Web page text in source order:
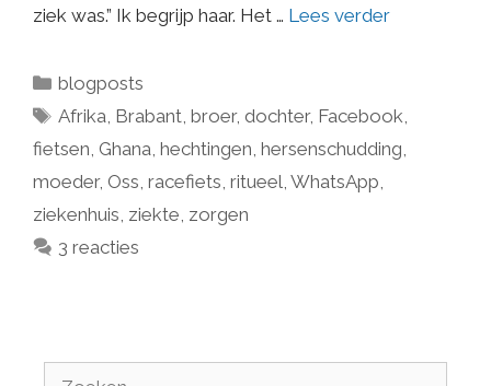
ziek was.” Ik begrijp haar. Het … Lees verder
blogposts
Afrika, Brabant,broer,dochter, Facebook,
fietsen, Ghana, hechtingen, hersenschudding,
moeder, Oss, racefiets, ritueel, WhatsApp,
ziekenhuis, ziekte, zorgen
3 reacties